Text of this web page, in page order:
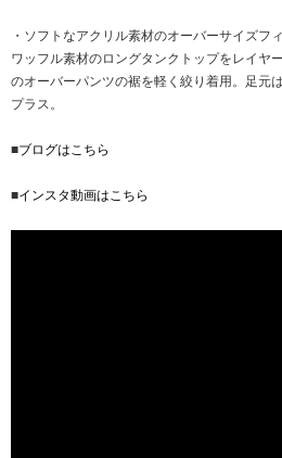
・ソフトなアクリル素材のオーバーサイズフ
ワッフル素材のロングタンクトップをレイヤ
のオーバーパンツの裾を軽く絞り着用。足元
プラス。
■ブログはこちら
■インスタ動画はこちら